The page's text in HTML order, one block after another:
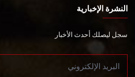
النشرة الإخبارية
سجل ليصلك أحدث الأخبار